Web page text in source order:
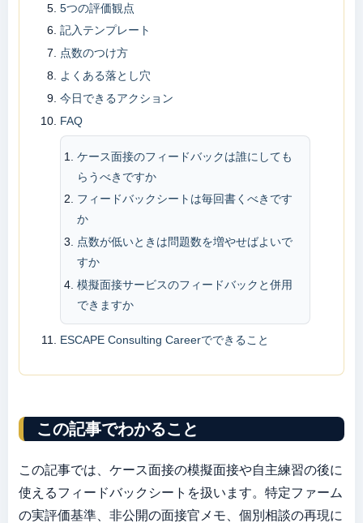
5つの評価観点
記入テンプレート
点数のつけ方
よくある落とし穴
今日できるアクション
FAQ
ケース面接のフィードバックは誰にしても
らうべきですか
フィードバックシートは毎回書くべきです
か
点数が低いときは問題数を増やせばよいで
すか
模擬面接サービスのフィードバックと併用
できますか
ESCAPE Consulting Careerでできること
この記事でわかること
この記事では、ケース面接の模擬面接や自主練習の後に
使えるフィードバックシートを扱います。特定ファーム
の実評価基準、非公開の面接官メモ、個別相談の再現に